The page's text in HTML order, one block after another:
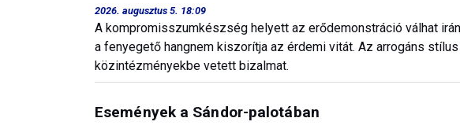
2026. augusztus 5. 18:09
A kompromisszumkészség helyett az erődemonstráció válhat
a fenyegető hangnem kiszorítja az érdemi vitát. Az arrogáns
közintézményekbe vetett bizalmat.
Események a Sándor-palotában